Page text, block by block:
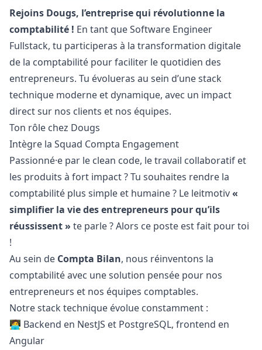
Description
Rejoins Dougs, l’entreprise qui révolutionne la
comptabilité ! En tant que Software Engineer
Fullstack, tu participeras à la transformation digitale
de la comptabilité pour faciliter le quotidien des
entrepreneurs. Tu évolueras au sein d’une stack
technique moderne et dynamique, avec un impact
direct sur nos clients et nos équipes.
Ton rôle chez Dougs
Intègre la Squad Compta Engagement
Passionné·e par le clean code, le travail collaboratif et
les produits à fort impact ? Tu souhaites rendre la
comptabilité plus simple et humaine ? Le leitmotiv«
simplifier la vie des entrepreneurs pour qu’ils
réussissent » te parle ? Alors ce poste est fait pour toi
!
Au sein de Compta Bilan, nous réinventons la
comptabilité avec une solution pensée pour nos
entrepreneurs et nos équipes comptables.
Notre stack technique évolue constamment :
🧑‍💻 Backend en NestJS et PostgreSQL, frontend en
Angular